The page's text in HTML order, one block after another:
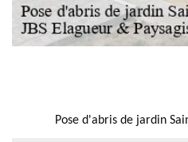
Pose d'abris de jardin